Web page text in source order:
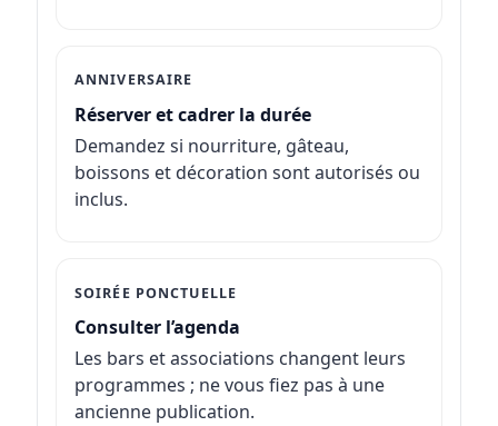
ANNIVERSAIRE
Réserver et cadrer la durée
Demandez si nourriture, gâteau,
boissons et décoration sont autorisés ou
inclus.
SOIRÉE PONCTUELLE
Consulter l’agenda
Les bars et associations changent leurs
programmes ; ne vous fiez pas à une
ancienne publication.